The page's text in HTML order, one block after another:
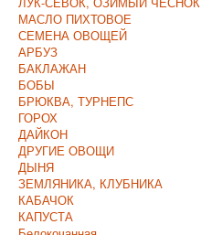
Контакты
О компании
Прайс/Поступления
Скидки
МАСЛО ПИХТОВОЕ
СЕМЕНА ОВОЩЕЙ
АРБУЗ
БАКЛАЖАН
БОБЫ
БРЮКВА, ТУРНЕПС
ГОРОХ
ДАЙКОН
ДРУГИЕ ОВОЩИ
ДЫНЯ
ЗЕМЛЯНИКА, КЛУБНИКА
КАБАЧОК
КАПУСТА